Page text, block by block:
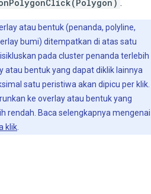
.
atau bentuk (penanda, polyline,
bumi) ditempatkan di atas satu
pada cluster penanda terlebih
atau bentuk yang dapat diklik lainnya
satu peristiwa akan dipicu per klik.
ke overlay atau bentuk yang
rendah. Baca selengkapnya mengenai
klik.